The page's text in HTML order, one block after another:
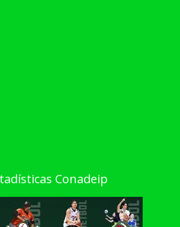
Conadeip